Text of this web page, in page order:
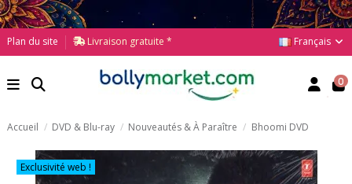
Plan du site Livraison gratuite * Français
0
Accueil DVD & Blu-ray Nouveautés & À Paraître Bhoomi DVD
Exclusivité web !